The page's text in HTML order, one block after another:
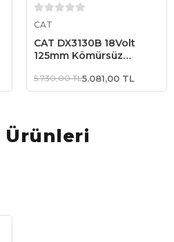
CAT
CAT DX3130B 18Volt
125mm Kömürsüz
Taşlama (Akü Dahil
Değildir)
5.730,00 TL5.081,00 TL
Ürünleri